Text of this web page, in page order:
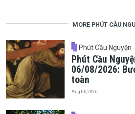
MORE PHÚT CẦU
Phút Cầu Nguyện
Phút Cầu
06/08/2026:
toàn
Aug 06, 2026